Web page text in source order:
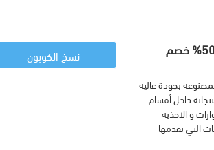
كود خصم ميتشا السعودية (AW) يصل إلي 50% خصم
بجودة عالية
داخل أقسام
و الاحذيه
التي يقدمها
نسخ الكوبون